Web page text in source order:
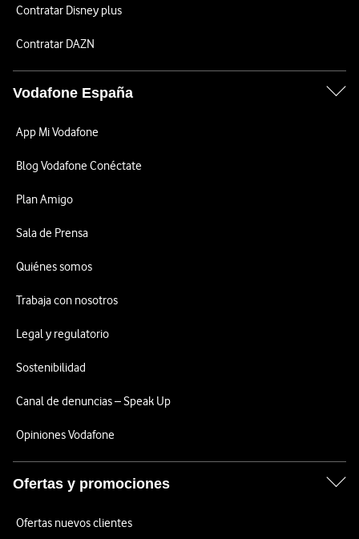
Contratar Disney plus
Contratar DAZN
Vodafone España
App Mi Vodafone
Blog Vodafone Conéctate
Plan Amigo
Sala de Prensa
Quiénes somos
Trabaja con nosotros
Legal y regulatorio
Sostenibilidad
Canal de denuncias – Speak Up
Opiniones Vodafone
Ofertas y promociones
Ofertas nuevos clientes